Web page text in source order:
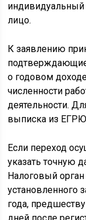
лицо.
К заявлению
о годовом
численности
деятельности.
выписка из
Если переход
указать точную
Налоговый
установленного
года,